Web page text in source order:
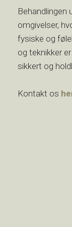
​Behandlingen
omgivelser,
fysiske og
og teknikker
sikkert og
Kontakt os